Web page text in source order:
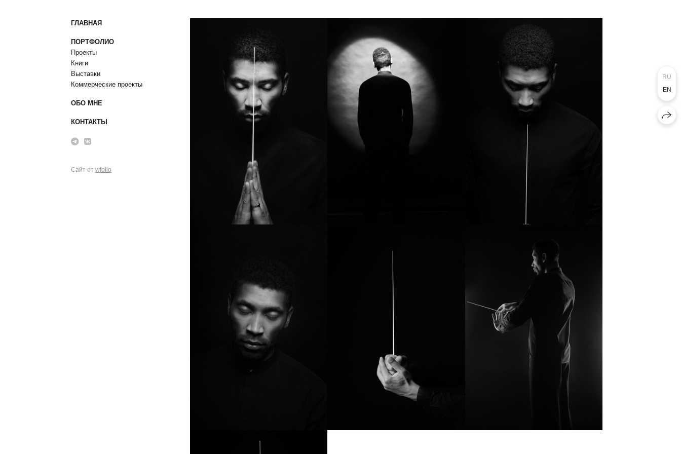
ГЛАВНАЯ
ПОРТФОЛИО
Проекты
Книги
Выставки
Коммерческие проекты
ОБО МНЕ
КОНТАКТЫ
Сайт от wfolio
RU
EN